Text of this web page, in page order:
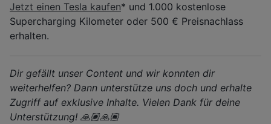
Jetzt einen Tesla kaufen* und 1.000 kostenlose
Supercharging Kilometer oder 500 € Preisnachlass
erhalten.
Dir gefällt unser Content und wir konnten dir
weiterhelfen? Dann unterstütze uns doch und erhalte
Zugriff auf exklusive Inhalte. Vielen Dank für deine
Unterstützung! 🙏🏽🙏🏽